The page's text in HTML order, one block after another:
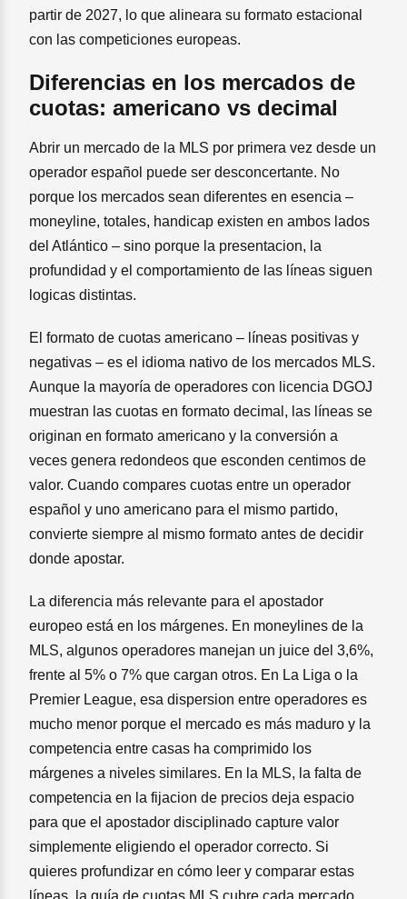
partir de 2027, lo que alineara su formato estacional
con las competiciones europeas.
Diferencias en los mercados de
cuotas: americano vs decimal
Abrir un mercado de la MLS por primera vez desde un
operador español puede ser desconcertante. No
porque los mercados sean diferentes en esencia –
moneyline, totales, handicap existen en ambos lados
del Atlántico – sino porque la presentacion, la
profundidad y el comportamiento de las líneas siguen
logicas distintas.
El formato de cuotas americano – líneas positivas y
negativas – es el idioma nativo de los mercados MLS.
Aunque la mayoría de operadores con licencia DGOJ
muestran las cuotas en formato decimal, las líneas se
originan en formato americano y la conversión a
veces genera redondeos que esconden centimos de
valor. Cuando compares cuotas entre un operador
español y uno americano para el mismo partido,
convierte siempre al mismo formato antes de decidir
donde apostar.
La diferencia más relevante para el apostador
europeo está en los márgenes. En moneylines de la
MLS, algunos operadores manejan un juice del 3,6%,
frente al 5% o 7% que cargan otros. En La Liga o la
Premier League, esa dispersion entre operadores es
mucho menor porque el mercado es más maduro y la
competencia entre casas ha comprimido los
márgenes a niveles similares. En la MLS, la falta de
competencia en la fijacion de precios deja espacio
para que el apostador disciplinado capture valor
simplemente eligiendo el operador correcto. Si
quieres profundizar en cómo leer y comparar estas